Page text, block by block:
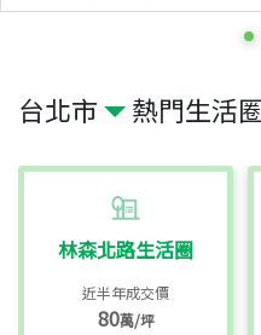
台北市 熱門生活
林森北路生活圈
近半年成交價
80萬/坪